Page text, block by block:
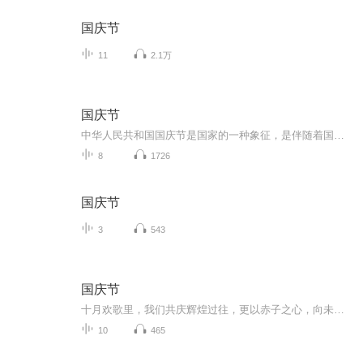
国庆节
11 2.1万
国庆节
8 1726
国庆节
3 543
国庆节
10 465